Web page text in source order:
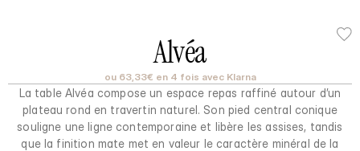
Alvéa
ou 63,33€ en 4 fois avec Klarna
La table Alvéa compose un espace repas raffiné autour d’un
plateau rond en travertin naturel. Son pied central conique
souligne une ligne contemporaine et libère les assises, tandis
que la finition mate met en valeur le caractère minéral de la